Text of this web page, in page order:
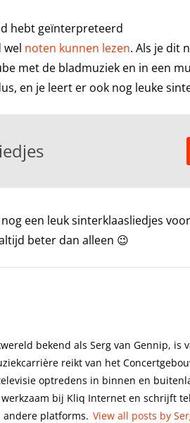
hebt geïnterpreteerd
wel noten kunnen lezen. Als je dit
met de bladmuziek en in een
en je leert er ook nog leuke
een leuk sinterklaasliedjes
beter dan alleen 😉
bekend als Serg van Gennip, is
reikt van het
optredens in binnen en
bij Kliq Internet en schrijft
andere platforms. View all posts by